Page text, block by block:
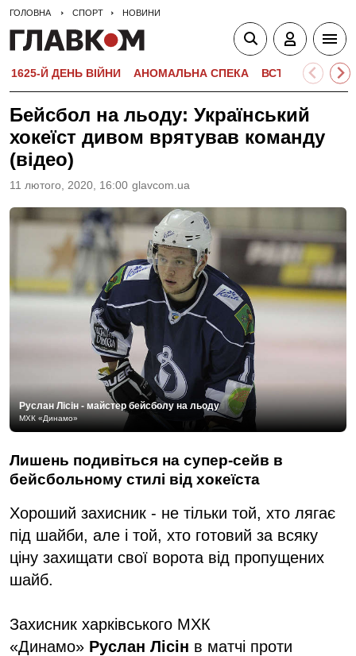
ГОЛОВНА СПОРТ НОВИНИ
1625-Й ДЕНЬ ВІЙНИ АНОМАЛЬНА СПЕКА ВСТУПНА
Бейсбол на льоду: Український
хокеїст дивом врятував команду
(відео)
11 лютого, 2020, 16:00 glavcom.ua
Руслан Лісін - майстер бейсболу на льоду
МХК «Динамо»
Лишень подивіться на супер-сейв в
бейсбольному стилі від хокеїста
Хороший захисник - не тільки той, хто лягає
під шайби, але і той, хто готовий за всяку
ціну захищати свої ворота від пропущених
шайб.
Захисник харківського МХК
«Динамо» Руслан Лісін в матчі проти